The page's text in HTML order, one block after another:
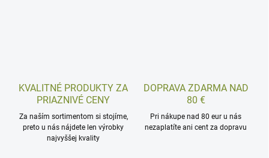
KVALITNÉ PRODUKTY ZA
PRIAZNIVÉ CENY
Za naším sortimentom si stojíme,
preto u nás nájdete len výrobky
najvyššej kvality
DOPRAVA ZDARMA NAD
80 €
Pri nákupe nad 80 eur u nás
nezaplatíte ani cent za dopravu